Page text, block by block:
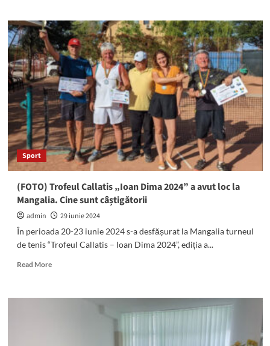
Accident
rutier
între
Neptun
și
23
August.
Două
mașini
s-
au
ciocnit
Sport
(FOTO) Trofeul Callatis „Ioan Dima 2024” a avut loc la
Mangalia. Cine sunt câștigătorii
admin
29 iunie 2024
În perioada 20-23 iunie 2024 s-a desfășurat la Mangalia turneul
de tenis “Trofeul Callatis – Ioan Dima 2024”, ediția a...
Read MoreRead
(FOTO)